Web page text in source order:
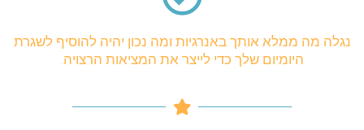
נגלה מה ממלא אותך באנרגיות ומה נכון יהיה להוסיף לשגרת
היומיום שלך כדי לייצר את המציאות הרצויה.